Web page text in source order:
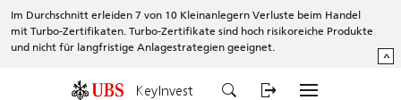
Im Durchschnitt erleiden 7 von 10 Kleinanlegern Verluste beim Handel
mit Turbo-Zertifikaten. Turbo-Zertifikate sind hoch risikoreiche Produkte
und nicht für langfristige Anlagestrategien geeignet.
^
KeyInvest